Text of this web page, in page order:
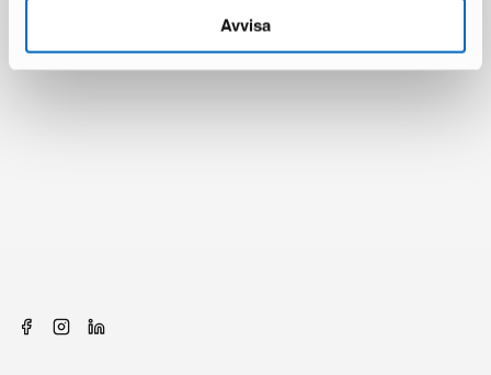
Avvisa